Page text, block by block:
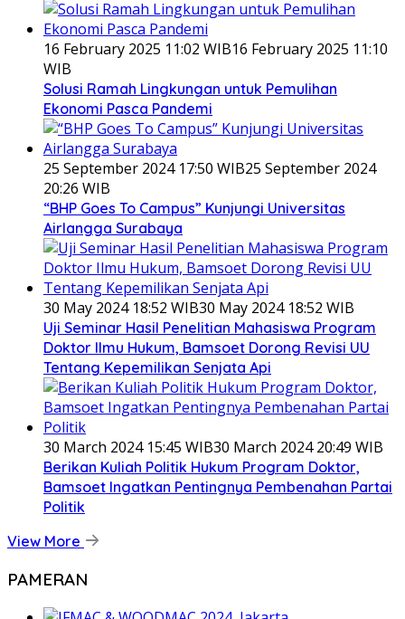
16 February 2025 11:02 WIB16 February 2025 11:10
WIB
Solusi Ramah Lingkungan untuk Pemulihan
Ekonomi Pasca Pandemi
25 September 2024 17:50 WIB25 September 2024
20:26 WIB
“BHP Goes To Campus” Kunjungi Universitas
Airlangga Surabaya
30 May 2024 18:52 WIB30 May 2024 18:52 WIB
Uji Seminar Hasil Penelitian Mahasiswa Program
Doktor Ilmu Hukum, Bamsoet Dorong Revisi UU
Tentang Kepemilikan Senjata Api
30 March 2024 15:45 WIB30 March 2024 20:49 WIB
Berikan Kuliah Politik Hukum Program Doktor,
Bamsoet Ingatkan Pentingnya Pembenahan Partai
Politik
View More
PAMERAN